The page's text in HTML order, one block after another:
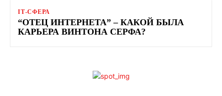
ІТ-СФЕРА
“ОТЕЦ ИНТЕРНЕТА” – КАКОЙ БЫЛА
КАРЬЕРА ВИНТОНА СЕРФА?